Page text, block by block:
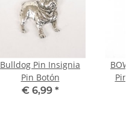
Bulldog Pin Insignia
Pin Botón
€ 6,99 *
Pin